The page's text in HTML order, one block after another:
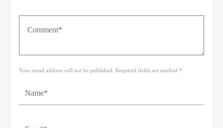
Your email address will not be published. Required fields are marked *